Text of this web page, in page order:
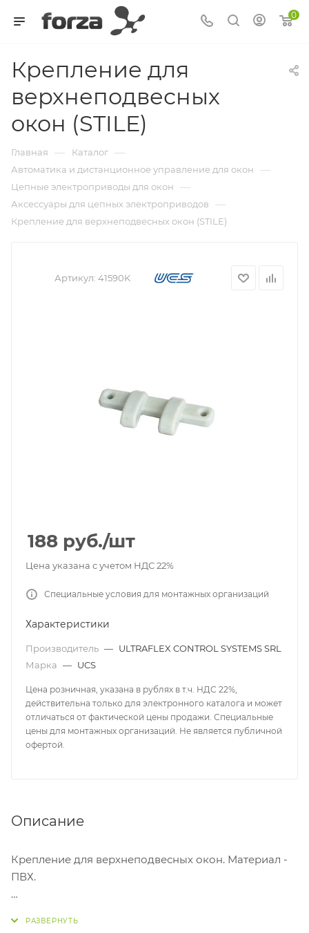
0
Крепление для
верхнеподвесных
окон (STILE)
Главная — Каталог —
Автоматика и дистанционное управление для окон —
Цепные электроприводы для окон —
Аксессуары для цепных электроприводов —
Крепление для верхнеподвесных окон (STILE)
Артикул: 41590K
188 руб./шт
Цена указана с учетом НДС 22%
Специальные условия для монтажных организаций
Характеристики
Производитель — ULTRAFLEX CONTROL SYSTEMS SRL
Марка — UCS
Цена розничная, указана в рублях в т.ч. НДС 22%,
действительна только для электронного каталога и может
отличаться от фактической цены продажи. Специальные
цены для монтажных организаций. Не является публичной
офертой.
Описание
Крепление для верхнеподвесных окон. Материал -
ПВХ.